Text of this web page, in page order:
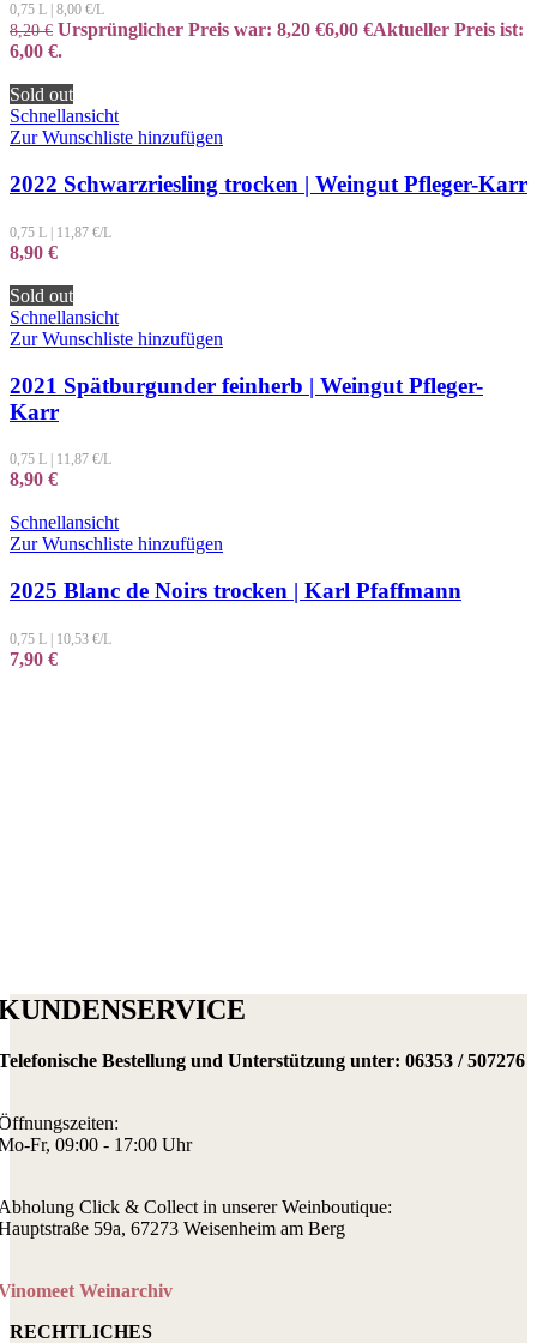
0,75 L 8,00 €/L
8,20€ Ursprünglicher Preis war: 8,20 €6,00 €Aktueller Preis ist:
6,00 €.
Sold out
Schnellansicht
Zur Wunschliste hinzufügen
2022 Schwarzriesling trocken | Weingut Pfleger-Karr
0,75 L | 11,87 €/L
8,90 €
Sold out
Schnellansicht
Zur Wunschliste hinzufügen
2021 Spätburgunder feinherb | Weingut Pfleger-
Karr
0,75 L 11,87 €/L
8,90 €
Schnellansicht
Zur Wunschliste hinzufügen
2025 Blanc de Noirs trocken | Karl Pfaffmann
0,75 L | 10,53 €/L
7,90 €
Bestellung und Unterstützung unter: 06353 / 507276
Fr, 09:00 - 17:00 Uhr
Click & Collect in unserer Weinboutique:
59a, 67273 Weisenheim am Berg
Weinarchiv
RECHTLICHES